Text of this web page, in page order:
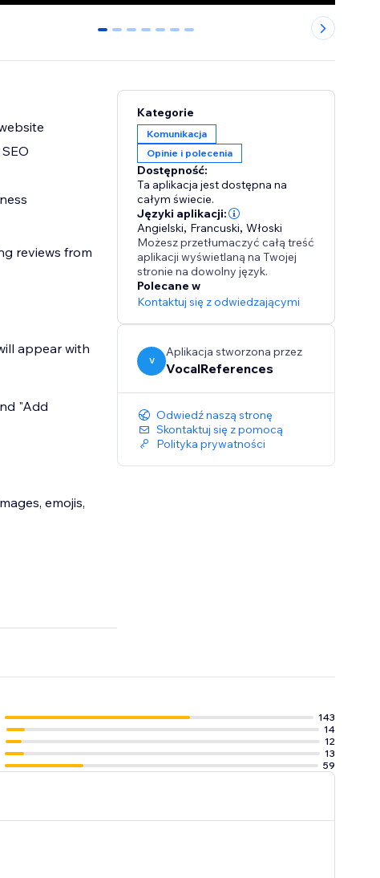
0 1 2 3 4 5 6
reviews from
appear with
"Add
emojis,
Kategorie
Komunikacja
Opinie i polecenia
Dostępność:
Ta aplikacja jest dostępna na
całym świecie.
Języki aplikacji:
Angielski, Francuski,Włoski
Możesz przetłumaczyć całą treść
aplikacji wyświetlaną na Twojej
stronie na dowolny język.
Polecane w
Kontaktuj się z odwiedzającymi
V
Aplikacja stworzona przez
VocalReferences
Odwiedź naszą stronę
Skontaktuj się z pomocą
Polityka prywatności
143
14
12
13
59